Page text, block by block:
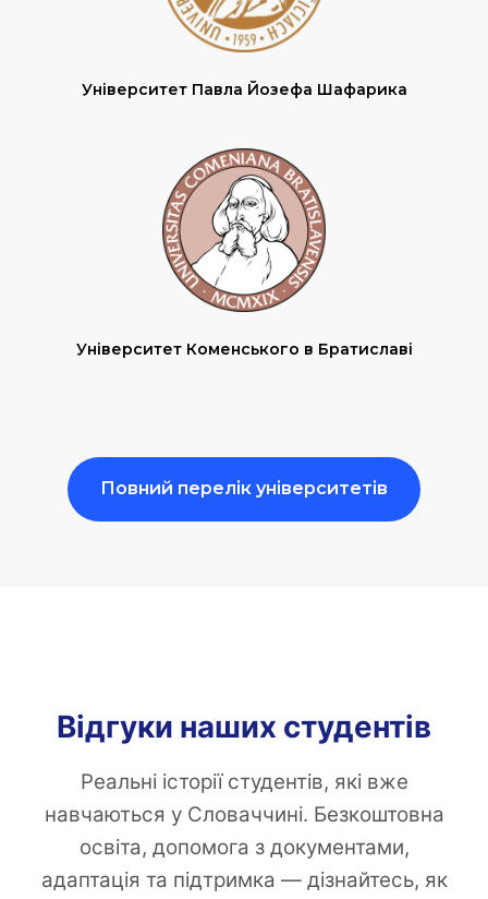
Університет Павла Йозефа Шафарика
Університет Коменського в Братиславі
Повний перелік університетів
Відгуки наших студентів
Реальні історії студентів, які вже
навчаються у Словаччині. Безкоштовна
освіта, допомога з документами,
адаптація та підтримка — дізнайтесь, як